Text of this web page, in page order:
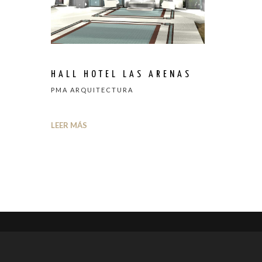
HALL HOTEL LAS ARENAS
PMA ARQUITECTURA
LEER MÁS